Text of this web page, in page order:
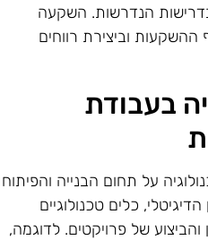
הנדרשות. השקעה
ההשקעות וביצירת רווחים
בעבודת
על תחום הבנייה והפיתוח
כלים טכנולוגיים
של פרויקטים. לדוגמה,